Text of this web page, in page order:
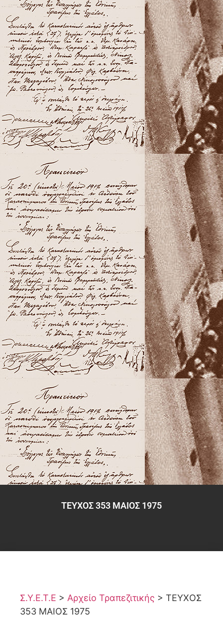
ΤΕΥΧΟΣ 353 ΜΑΙΟΣ 1975
Σ.Υ.Ε.Τ.Ε > Αρχείο Τραπεζιτικής > ΤΕΥΧΟΣ
353 ΜΑΙΟΣ 1975